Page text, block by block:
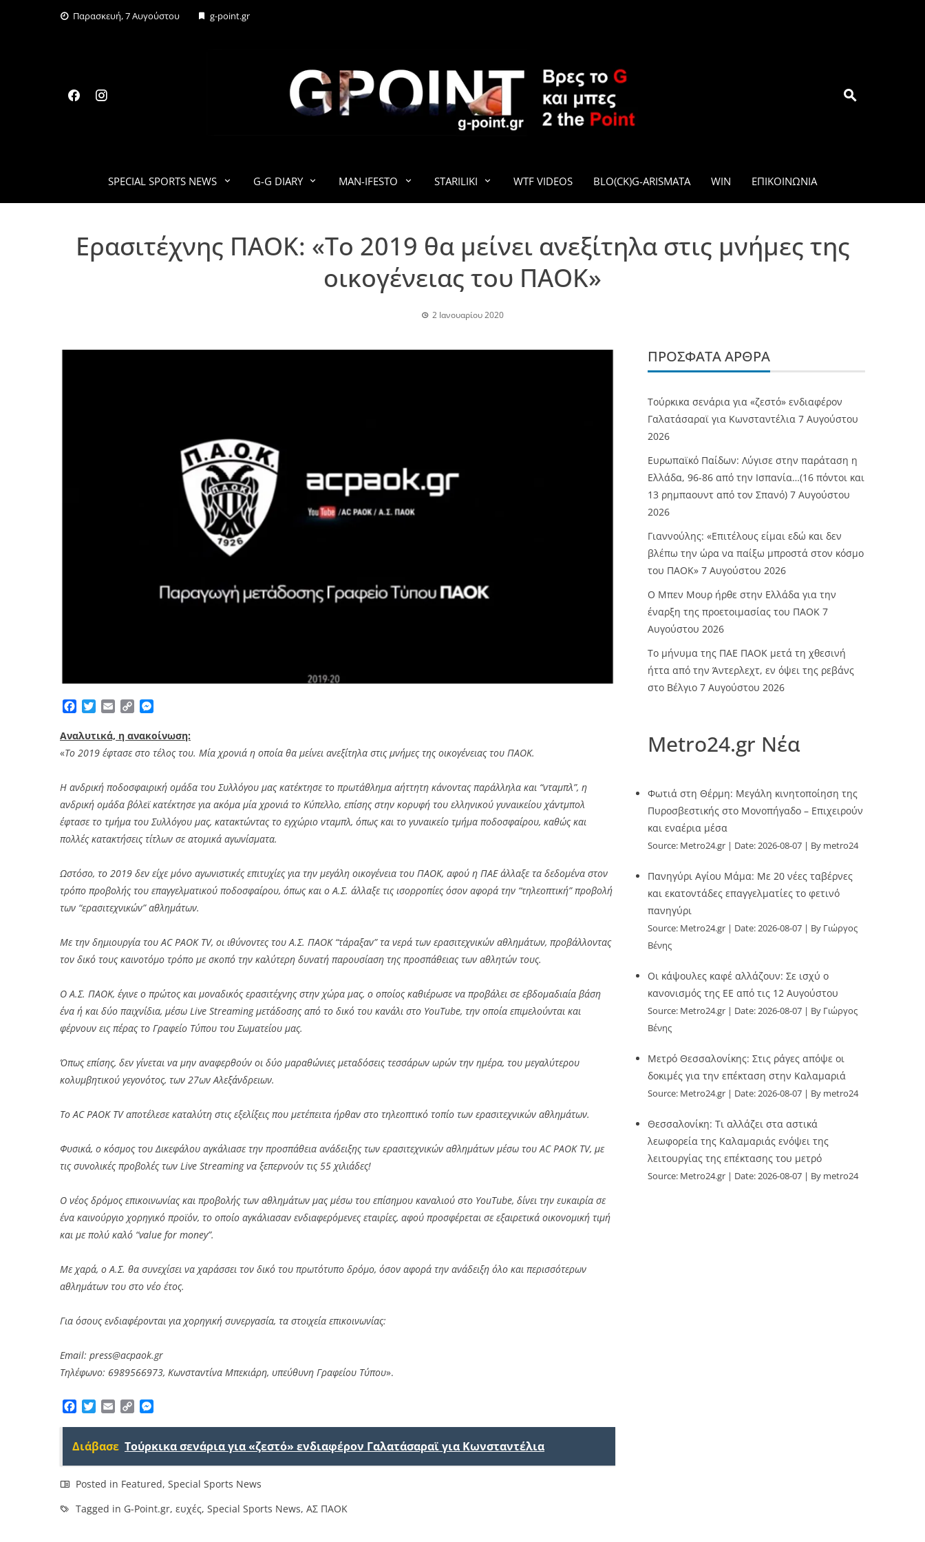
Παρασκευή, 7 Αυγούστου g-point.gr
G-POINT.GR
SPECIAL SPORTS NEWS G-G DIARY MAN-IFESTO STARILIKI WTF VIDEOS BLO(CK)G-ARISMATA WIN ΕΠΙΚΟΙΝΩΝΊΑ
Ερασιτέχνης ΠΑΟΚ: «Το 2019 θα μείνει ανεξίτηλα στις μνήμες της
οικογένειας του ΠΑΟΚ»
2 Ιανουαρίου 2020
Facebook
TwitterEmailCopy
Αναλυτικά, η ανακοίνωση:
«Το 2019 έφτασε στο τέλος του. Μία χρονιά η οποία θα μείνει ανεξίτηλα στις μνήμες της οικογένειας του ΠΑΟΚ.
Η ανδρική ποδοσφαιρική ομάδα του Συλλόγου μας κατέκτησε το πρωτάθλημα αήττητη κάνοντας παράλληλα και “νταμπλ”, η
ανδρική ομάδα βόλεϊ κατέκτησε για ακόμα μία χρονιά το Κύπελλο, επίσης στην κορυφή του ελληνικού γυναικείου χάντμπολ
έφτασε το τμήμα του Συλλόγου μας, κατακτώντας το εγχώριο νταμπλ, όπως και το γυναικείο τμήμα ποδοσφαίρου, καθώς και
πολλές κατακτήσεις τίτλων σε ατομικά αγωνίσματα.
Ωστόσο, το 2019 δεν είχε μόνο αγωνιστικές επιτυχίες για την μεγάλη οικογένεια του ΠΑΟΚ, αφού η ΠΑΕ άλλαξε τα δεδομένα στον
τρόπο προβολής του επαγγελματικού ποδοσφαίρου, όπως και ο Α.Σ. άλλαξε τις ισορροπίες όσον αφορά την “τηλεοπτική” προβολή
των “ερασιτεχνικών” αθλημάτων.
Με την δημιουργία του AC PAOK TV, οι ιθύνοντες του Α.Σ. ΠΑΟΚ “τάραξαν” τα νερά των ερασιτεχνικών αθλημάτων, προβάλλοντας
τον δικό τους καινοτόμο τρόπο με σκοπό την καλύτερη δυνατή παρουσίαση της προσπάθειας των αθλητών τους.
Ο Α.Σ. ΠΑΟΚ, έγινε ο πρώτος και μοναδικός ερασιτέχνης στην χώρα μας, ο οποίος καθιέρωσε να προβάλει σε εβδομαδιαία βάση
ένα ή και δύο παιχνίδια, μέσω Live Streaming μετάδοσης από το δικό του κανάλι στο YouTube, την οποία επιμελούνται και
φέρνουν εις πέρας το Γραφείο Τύπου του Σωματείου μας.
Όπως επίσης, δεν γίνεται να μην αναφερθούν οι δύο μαραθώνιες μεταδόσεις τεσσάρων ωρών την ημέρα, του μεγαλύτερου
κολυμβητικού γεγονότος, των 27ων Αλεξάνδρειων.
Το AC PAOK TV αποτέλεσε καταλύτη στις εξελίξεις που μετέπειτα ήρθαν στο τηλεοπτικό τοπίο των ερασιτεχνικών αθλημάτων.
Φυσικά, ο κόσμος του Δικεφάλου αγκάλιασε την προσπάθεια ανάδειξης των ερασιτεχνικών αθλημάτων μέσω του AC PAOK TV, με
τις συνολικές προβολές των Live Streaming να ξεπερνούν τις 55 χιλιάδες!
Ο νέος δρόμος επικοινωνίας και προβολής των αθλημάτων μας μέσω του επίσημου καναλιού στο YouTube, δίνει την ευκαιρία σε
ένα καινούργιο χορηγικό προϊόν, το οποίο αγκάλιασαν ενδιαφερόμενες εταιρίες, αφού προσφέρεται σε εξαιρετικά οικονομική τιμή
και με πολύ καλό “value for money”.
Με χαρά, ο Α.Σ. θα συνεχίσει να χαράσσει τον δικό του πρωτότυπο δρόμο, όσον αφορά την ανάδειξη όλο και περισσότερων
αθλημάτων του στο νέο έτος.
Για όσους ενδιαφέρονται για χορηγική συνεργασία, τα στοιχεία επικοινωνίας:
Email: press@acpaok.gr
Τηλέφωνο: 6989566973, Κωνσταντίνα Μπεκιάρη, υπεύθυνη Γραφείου Τύπου».
Facebook
TwitterEmailCopy
Διάβασε Τούρκικα σενάρια για «ζεστό» ενδιαφέρον Γαλατάσαραϊ για Κωνσταντέλια
Posted in Featured, Special Sports News
Tagged in G-Point.gr, ευχές, Special Sports News, ΑΣ ΠΑΟΚ
ΠΡΌΣΦΑΤΑ ΆΡΘΡΑ
Τούρκικα σενάρια για «ζεστό» ενδιαφέρον
Γαλατάσαραϊ για Κωνσταντέλια 7 Αυγούστου
2026
Ευρωπαϊκό Παίδων: Λύγισε στην παράταση η
Ελλάδα, 96-86 από την Ισπανία…(16 πόντοι και
13 ρημπαουντ από τον Σπανό) 7 Αυγούστου
2026
Γιαννούλης: «Επιτέλους είμαι εδώ και δεν
βλέπω την ώρα να παίξω μπροστά στον κόσμο
του ΠΑΟΚ» 7 Αυγούστου 2026
O Mπεν Μουρ ήρθε στην Ελλάδα για την
έναρξη της προετοιμασίας του ΠΑΟΚ 7
Αυγούστου 2026
Το μήνυμα της ΠΑΕ ΠΑΟΚ μετά τη χθεσινή
ήττα από την Άντερλεχτ, εν όψει της ρεβάνς
στο Βέλγιο 7 Αυγούστου 2026
Metro24.gr Νέα
Φωτιά στη Θέρμη: Μεγάλη κινητοποίηση της
Πυροσβεστικής στο Μονοπήγαδο – Επιχειρούν
και εναέρια μέσα
Source: Metro24.gr Date: 2026-08-07 By metro24
Πανηγύρι Αγίου Μάμα: Με 20 νέες ταβέρνες
και εκατοντάδες επαγγελματίες το φετινό
πανηγύρι
Source: Metro24.gr Date: 2026-08-07
By Γιώργος
Βένης
Οι κάψουλες καφέ αλλάζουν: Σε ισχύ ο
κανονισμός της ΕΕ από τις 12 Αυγούστου
Source: Metro24.gr Date: 2026-08-07
By Γιώργος
Βένης
Μετρό Θεσσαλονίκης: Στις ράγες απόψε οι
δοκιμές για την επέκταση στην Καλαμαριά
Source: Metro24.gr Date: 2026-08-07 By metro24
Θεσσαλονίκη: Τι αλλάζει στα αστικά
λεωφορεία της Καλαμαριάς ενόψει της
λειτουργίας της επέκτασης του μετρό
Source: Metro24.gr Date: 2026-08-07 By metro24